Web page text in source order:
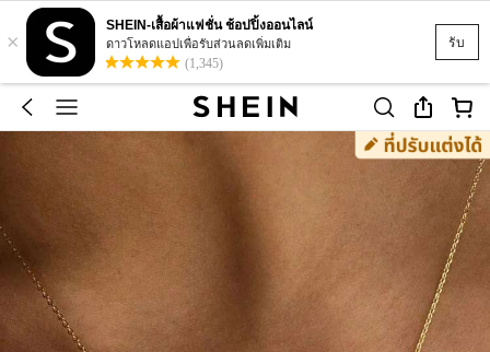
รับ
×
SHEIN-เสื้อผ้าแฟชั่น ช้อปปิ้งออนไลน์
ดาวโหลดแอปเพื่อรับส่วนลดเพิ่มเติม
(1,345)